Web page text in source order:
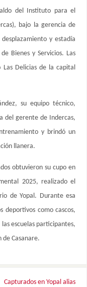
del Instituto para el
bajo la gerencia de
y estadía
Bienes y Servicios. Las
Las Delicias de la capital
su equipo técnico,
del gerente de Indercas,
y brindó un
llanera.
obtuvieron su cupo en
2025, realizado el
de Yopal. Durante esa
deportivos como cascos,
escuelas participantes,
de Casanare.
Capturados en Yopal alias